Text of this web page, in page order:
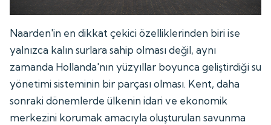
Naarden'in en dikkat çekici özelliklerinden biri ise
yalnızca kalın surlara sahip olması değil, aynı
zamanda Hollanda'nın yüzyıllar boyunca geliştirdiği su
yönetimi sisteminin bir parçası olması. Kent, daha
sonraki dönemlerde ülkenin idari ve ekonomik
merkezini korumak amacıyla oluşturulan savunma